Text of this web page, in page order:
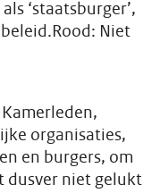
‘staatsburger’,
Niet
organisaties,
en burgers, om
dusver niet gelukt